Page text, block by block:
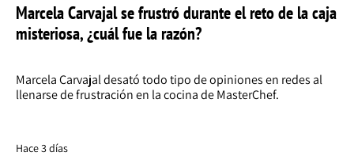
Marcela Carvajal se frustró durante el reto de la caja
misteriosa, ¿cuál fue la razón?
Marcela Carvajal desató todo tipo de opiniones en redes al
llenarse de frustración en la cocina de MasterChef.
Hace 3 días